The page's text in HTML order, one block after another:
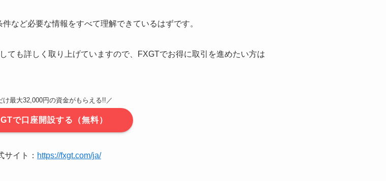
など必要な情報をすべて理解できているはずです。
ても詳しく取り上げていますので、FXGTでお得に取引を進めたい方は
け最大32,000円の資金がもらえる!!／
で口座開設する（無料）
サイト： https://fxgt.com/ja/